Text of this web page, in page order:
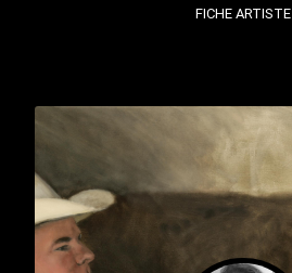
FICHE ARTISTE